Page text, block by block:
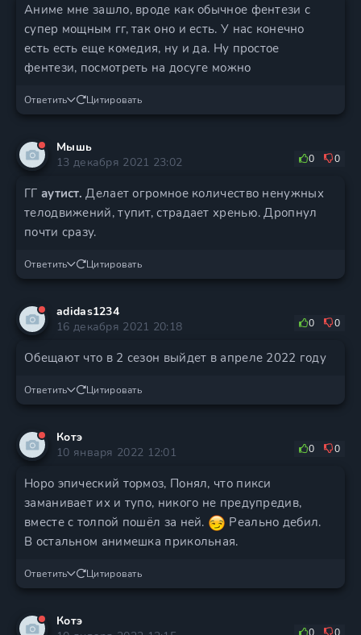
Аниме мне зашло, вроде как обычное фентези с
супер мощным гг, так оно и есть. У нас конечно
есть есть еще комедия, ну и да. Ну простое
фентези, посмотреть на досуге можно
Ответить Цитировать
Mышь
13 декабря 2021 23:02
0 0
ГГ аутист. Делает огромное количество ненужных
телодвижений, тупит, страдает хренью. Дропнул
почти сразу.
Ответить Цитировать
adidas1234
16 декабря 2021 20:18
0 0
Обещают что в 2 сезон выйдет в апреле 2022 году
Ответить Цитировать
Котэ
10 января 2022 12:01
0 0
Норо эпический тормоз, Понял, что пикси
заманивает их и тупо, никого не предупредив,
вместе с толпой пошёл за ней.
Реально дебил.
В остальном анимешка прикольная.
Ответить Цитировать
Котэ